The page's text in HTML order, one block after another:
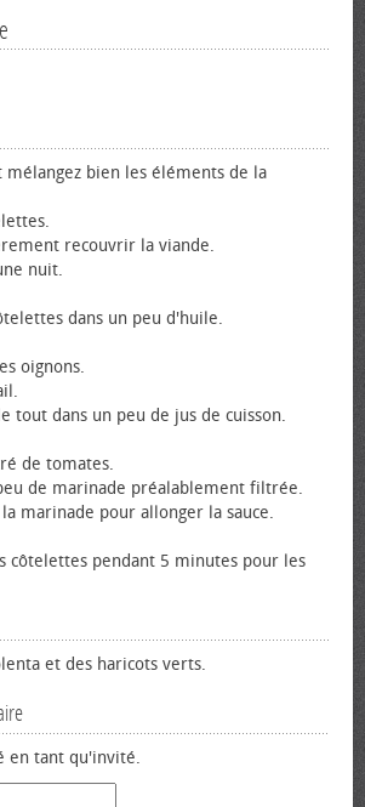
mélangez bien les éléments de la
recouvrir la viande.
nuit.
dans un peu d'huile.
oignons.
tout dans un peu de jus de cuisson.
de tomates.
de marinade préalablement filtrée.
marinade pour allonger la sauce.
côtelettes pendant 5 minutes pour les
et des haricots verts.
en tant qu'invité.